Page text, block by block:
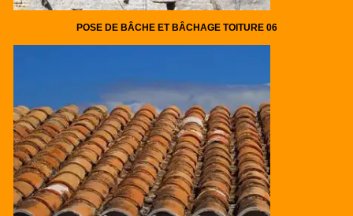
POSE DE BÂCHE ET BÂCHAGE TOITURE 06